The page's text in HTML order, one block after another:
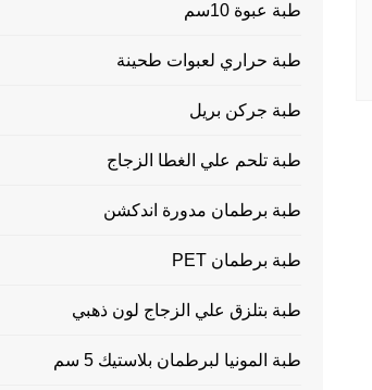
طبة عبوة 10سم
طبة حراري لعبوات طحينة
طبة جركن بريل
طبة تلحم علي الغطا الزجاج
طبة برطمان مدورة اندكشن
طبة برطمان PET
طبة بتلزق علي الزجاج لون ذهبي
طبة المونيا لبرطمان بلاستيك 5 سم